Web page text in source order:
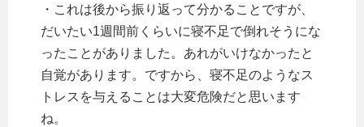
・これは後から振り返って分かることですが、
だいたい1週間前くらいに寝不足で倒れそうにな
ったことがありました。あれがいけなかったと
自覚があります。ですから、寝不足のようなス
トレスを与えることは大変危険だと思います
ね。